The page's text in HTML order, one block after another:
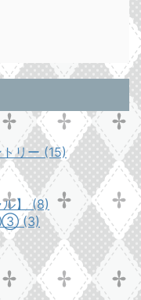
トリー (15)
ル】 (8)
(3)